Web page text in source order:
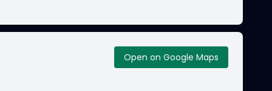
Open on Google Maps